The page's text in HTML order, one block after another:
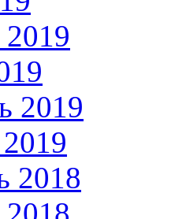
2019
2018